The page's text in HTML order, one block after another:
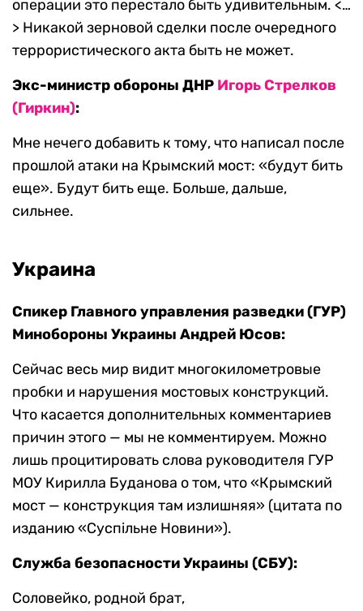
операции это перестало быть удивительным. <…
> Никакой зерновой сделки после очередного
террористического акта быть не может.
Экс-министр обороны ДНР Игорь Стрелков
(Гиркин):
Мне нечего добавить к тому, что написал после
прошлой атаки на Крымский мост: «будут бить
еще». Будут бить еще. Больше, дальше,
сильнее.
Украина
Спикер Главного управления разведки (ГУР)
Минобороны Украины Андрей Юсов:
Сейчас весь мир видит многокилометровые
пробки и нарушения мостовых конструкций.
Что касается дополнительных комментариев
причин этого — мы не комментируем. Можно
лишь процитировать слова руководителя ГУР
МОУ Кирилла Буданова о том, что «Крымский
мост — конструкция там излишняя» (цитата по
изданию «Суспільне Новини»).
Служба безопасности Украины (СБУ):
Соловейко, родной брат,